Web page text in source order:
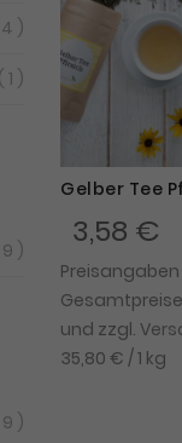
Gelber Tee
3,58 €
Gesamtpreise
und zzgl.
35,80 € / 1 kg
4
1
9
9